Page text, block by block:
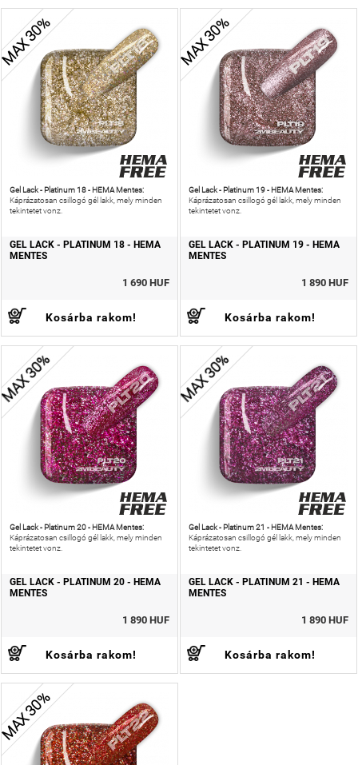
30%
Gel Lack - Platinum 18 - HEMA Mentes:
Káprázatosan csillogó gél lakk, mely minden
tekintetet vonz.
GEL LACK - PLATINUM 18 - HEMA
MENTES
1 690 HUF
Kosárba rakom!
MAX 30%
Gel Lack - Platinum 19 - HEMA Mentes:
Káprázatosan csillogó gél lakk, mely minden
tekintetet vonz.
GEL LACK - PLATINUM 19 - HEMA
MENTES
1 890 HUF
Kosárba rakom!
30%
Gel Lack - Platinum 20 - HEMA Mentes:
Káprázatosan csillogó gél lakk, mely minden
tekintetet vonz.
GEL LACK - PLATINUM 20 - HEMA
MENTES
1 890 HUF
Kosárba rakom!
MAX 30%
Gel Lack - Platinum 21 - HEMA Mentes:
Káprázatosan csillogó gél lakk, mely minden
tekintetet vonz.
GEL LACK - PLATINUM 21 - HEMA
MENTES
1 890 HUF
Kosárba rakom!
30%